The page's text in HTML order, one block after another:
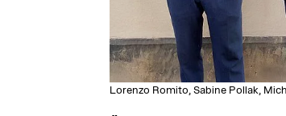
Lorenzo Romito, Sabine Pollak,